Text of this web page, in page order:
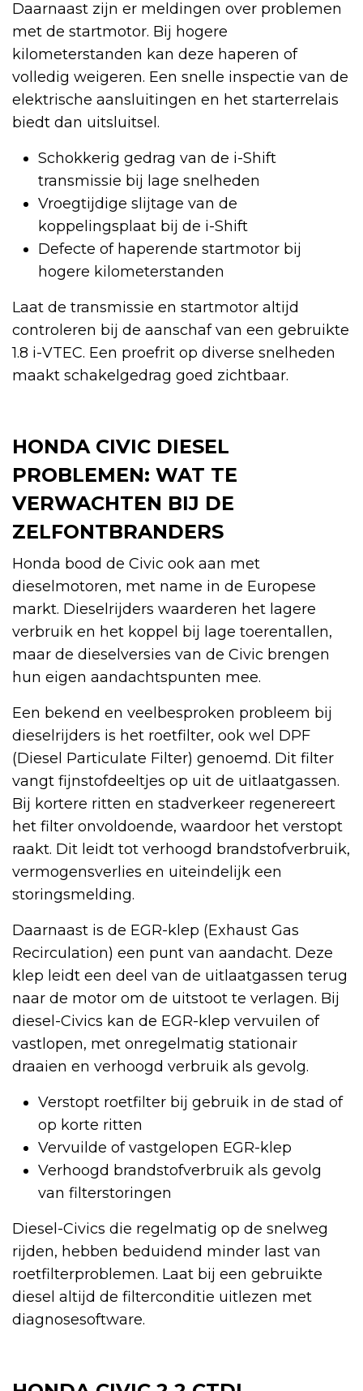
Daarnaast zijn er meldingen over problemen
met de startmotor. Bij hogere
kilometerstanden kan deze haperen of
volledig weigeren. Een snelle inspectie van de
elektrische aansluitingen en het starterrelais
biedt dan uitsluitsel.
Schokkerig gedrag van de i-Shift
transmissie bij lage snelheden
Vroegtijdige slijtage van de
koppelingsplaat bij de i-Shift
Defecte of haperende startmotor bij
hogere kilometerstanden
Laat de transmissie en startmotor altijd
controleren bij de aanschaf van een gebruikte
1.8 i-VTEC. Een proefrit op diverse snelheden
maakt schakelgedrag goed zichtbaar.
HONDA CIVIC DIESEL
PROBLEMEN: WAT TE
VERWACHTEN BIJ DE
ZELFONTBRANDERS
Honda bood de Civic ook aan met
dieselmotoren, met name in de Europese
markt. Dieselrijders waarderen het lagere
verbruik en het koppel bij lage toerentallen,
maar de dieselversies van de Civic brengen
hun eigen aandachtspunten mee.
Een bekend en veelbesproken probleem bij
dieselrijders is het roetfilter, ook wel DPF
(Diesel Particulate Filter) genoemd. Dit filter
vangt fijnstofdeeltjes op uit de uitlaatgassen.
Bij kortere ritten en stadverkeer regenereert
het filter onvoldoende, waardoor het verstopt
raakt. Dit leidt tot verhoogd brandstofverbruik,
vermogensverlies en uiteindelijk een
storingsmelding.
Daarnaast is de EGR-klep (Exhaust Gas
Recirculation) een punt van aandacht. Deze
klep leidt een deel van de uitlaatgassen terug
naar de motor om de uitstoot te verlagen. Bij
diesel-Civics kan de EGR-klep vervuilen of
vastlopen, met onregelmatig stationair
draaien en verhoogd verbruik als gevolg.
Verstopt roetfilter bij gebruik in de stad of
op korte ritten
Vervuilde of vastgelopen EGR-klep
Verhoogd brandstofverbruik als gevolg
van filterstoringen
Diesel-Civics die regelmatig op de snelweg
rijden, hebben beduidend minder last van
roetfilterproblemen. Laat bij een gebruikte
diesel altijd de filterconditie uitlezen met
diagnosesoftware.